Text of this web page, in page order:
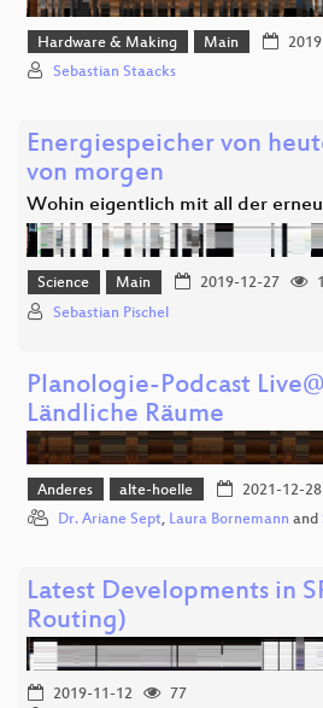
Hardware & Making Main
Sebastian Staacks
Energiespeicher von
von morgen
Wohin eigentlich mit all der
Science Main 2019-12-27
Sebastian Pischel
Planologie-Podcast
Ländliche Räume
Anderes alte-hoelle 2021-12-28
Dr. Ariane Sept, Laura Bornemann and
Latest Developments in
Routing)
2019-11-12
77